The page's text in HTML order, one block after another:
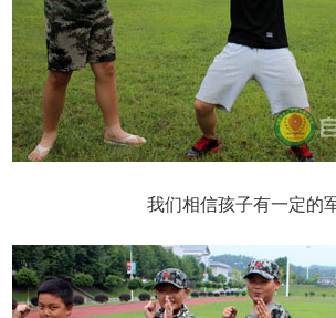
我们相信孩子有一定的